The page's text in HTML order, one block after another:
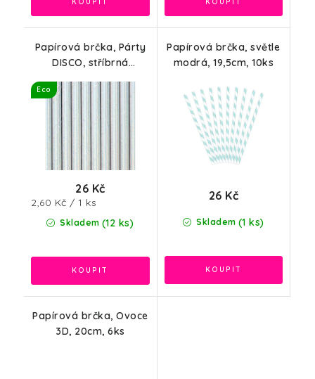
Papírová brčka, Párty
DISCO, stříbrná
Eco
Skladem (12 ks)
26 Kč
Měrná
cena:
2,60 Kč / 1 ks
Papírová brčka, světle
modrá, 19,5cm, 10ks
Skladem (1 ks)
26 Kč
Papírová brčka, Ovoce
3D, 20cm, 6ks